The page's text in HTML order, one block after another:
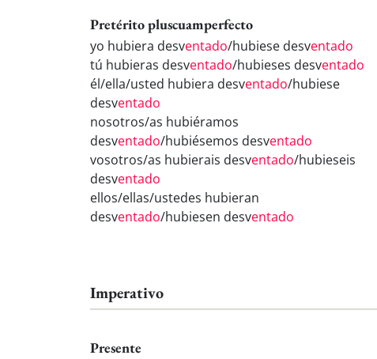
Pretérito pluscuamperfecto
yo hubiera desventado/hubiese desventado
tú hubieras desventado/hubieses desventado
él/ella/usted hubiera desventado/hubiese
desventado
nosotros/as hubiéramos
desventado/hubiésemos desventado
vosotros/as hubierais desventado/hubieseis
desventado
ellos/ellas/ustedes hubieran
desventado/hubiesen desventado
Imperativo
Presente